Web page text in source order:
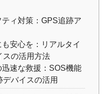
ィ対策：GPS追跡ア
安心を：リアルタイ
スの活用方法
速な救援：SOS機能
デバイスの活用